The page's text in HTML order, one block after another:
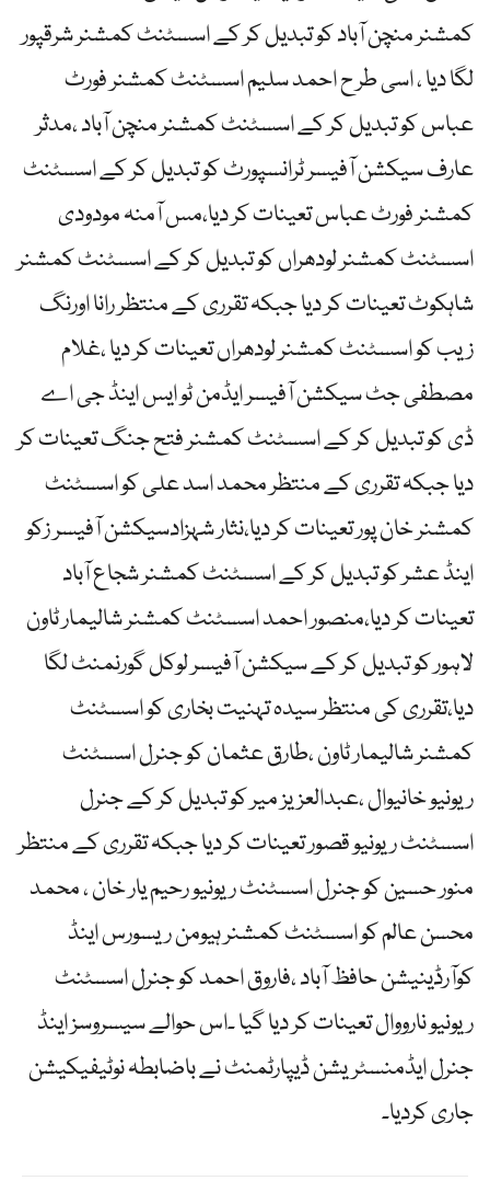
کمشنر منچن آباد کو تبدیل کر کے اسسٹنٹ کمشنر شرقپور
لگا دیا ، اسی طر ح احمد سلیم اسسٹنٹ کمشنر فورٹ
عباس کو تبدیل کر کے اسسٹنٹ کمشنر منچن آباد ،مدثر
عارف سیکشن آفیسر ٹرانسپورٹ کو تبدیل کر کے اسسٹنٹ
کمشنر فورٹ عباس تعینات کر دیا،مس آمنہ مودودی
اسسٹنٹ کمشنر لودھراں کو تبدیل کر کے اسسٹنٹ کمشنر
شاہکوٹ تعینات کر دیا جبکہ تقرری کے منتظر رانا اورنگ
زیب کو اسسٹنٹ کمشنر لودھراں تعینات کر دیا ،غلام
مصطفی جٹ سیکشن آفیسر ایڈمن ٹو ایس اینڈ جی اے
ڈی کو تبدیل کر کے اسسٹنٹ کمشنر فتح جنگ تعینات کر
دیا جبکہ تقرری کے منتظر محمد اسد علی کو اسسٹنٹ
کمشنر خان پور تعینات کر دیا،نثار شہزادسیکشن آفیسر زکو
اینڈ عشر کو تبدیل کر کے اسسٹنٹ کمشنر شجاع آباد
تعینات کر دیا،منصور احمد اسسٹنٹ کمشنر شالیمار ٹاون
لاہور کو تبدیل کر کے سیکشن آفیسر لوکل گورنمنٹ لگا
دیا،تقرری کی منتظر سیدہ تہنیت بخاری کو اسسٹنٹ
کمشنر شالیمار ٹاون ،طارق عثمان کو جنرل اسسٹنٹ
ریونیو خانیوال ،عبدالعزیز میر کو تبدیل کر کے جنرل
اسسٹنٹ ریونیو قصور تعینات کر دیا جبکہ تقرری کے منتظر
منور حسین کو جنرل اسسٹنٹ ریونیو رحیم یار خان ، محمد
محسن عالم کو اسسٹنٹ کمشنر ہیومن ریسورس اینڈ
کوآرڈینیشن حافظ آباد ،فاروق احمد کو جنرل اسسٹنٹ
ریونیو نارووال تعینات کر دیا گیا ۔اس حوالے سیسروسز اینڈ
جنرل ایڈمنسٹریشن ڈیپارٹمنٹ نے باضابطہ نوٹیفیکیشن
جاری کردیا۔